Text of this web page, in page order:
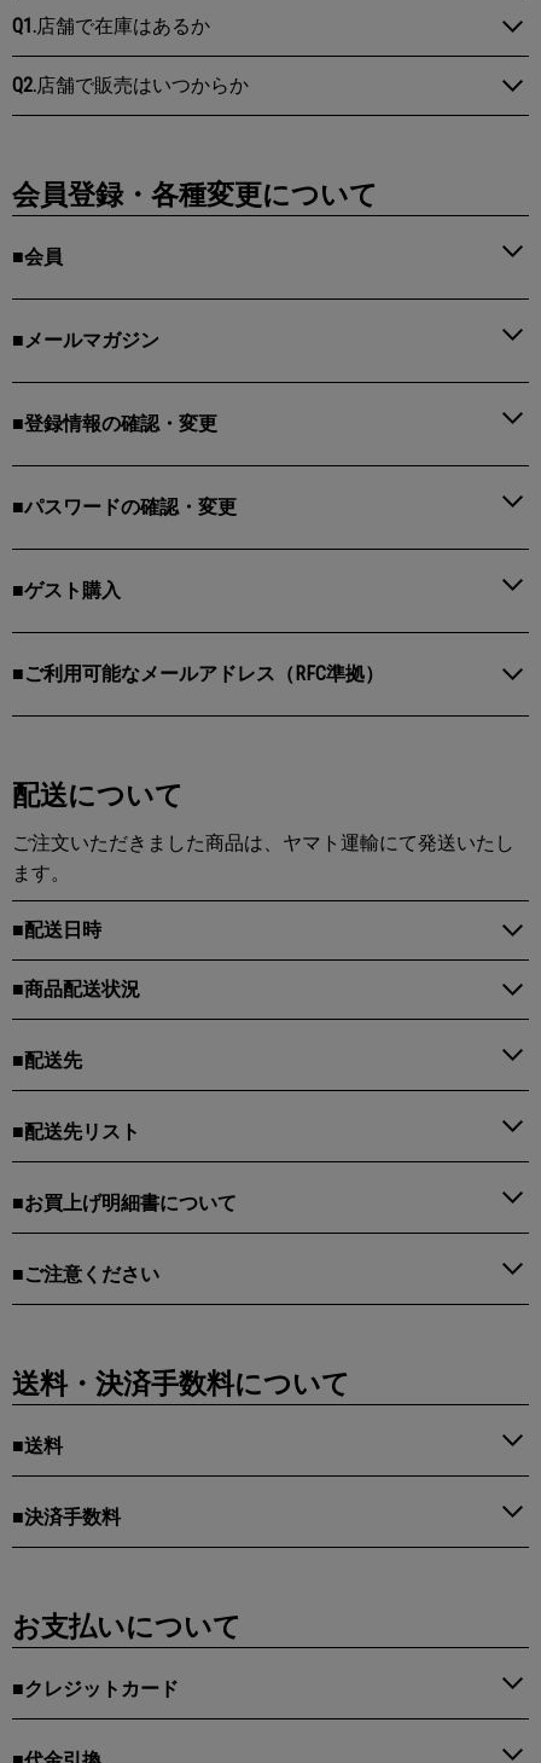
Q1.店舗で在庫はあるか
Q2.店舗で販売はいつからか
会員登録・各種変更について
■会員
■メールマガジン
■登録情報の確認・変更
■パスワードの確認・変更
■ゲスト購入
■ご利用可能なメールアドレス（RFC準拠）
配送について
ご注文いただきました商品は、ヤマト運輸にて発送いたし
ます。
■配送日時
■商品配送状況
■配送先
■配送先リスト
■お買上げ明細書について
■ご注意ください
送料・決済手数料について
■送料
■決済手数料
お支払いについて
■クレジットカード